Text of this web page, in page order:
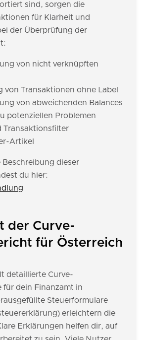
sind, sorgen die
für Klarheit und
der Überprüfung der
von nicht verknüpften
von Transaktionen ohne Label
von abweichenden Balances
potenziellen Problemen
Transaktionsfilter
Artikel
Beschreibung dieser
du hier:
der Curve-
für Österreich
detaillierte Curve-
für dein Finanzamt in
Steuerformulare
erleichtern die
Erklärungen helfen dir, auf